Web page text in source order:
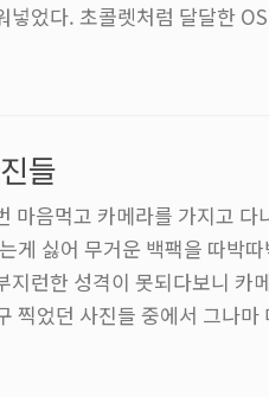
넣었다. 초콜렛처럼 달달한
비교적 신인인 여주인공과 보
를 상징하는 나문희 선생님의
마..
들
마음먹고 카메라를 가지고 다
게 싫어 무거운 백팩을 따박
지런한 성격이 못되다보니 카
찍었던 사진들 중에서 그나